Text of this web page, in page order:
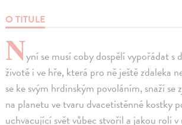
O TITULE
Nyní se musí coby dospělí vypořádat s
životě i ve hře, která pro ně ještě zdaleka
se ke svým hrdinským povoláním, snaží
na planetu ve tvaru dvacetistěnné kostky
uchvacující svět vůbec stvořil a jakou roli